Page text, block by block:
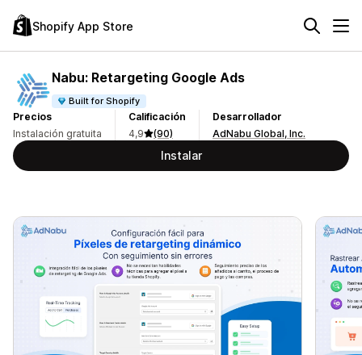
Shopify App Store
Nabu: Retargeting Google Ads
Built for Shopify
Precios
Instalación gratuita
Calificación
4,9
(90)
Desarrollador
AdNabu Global, Inc.
Instalar